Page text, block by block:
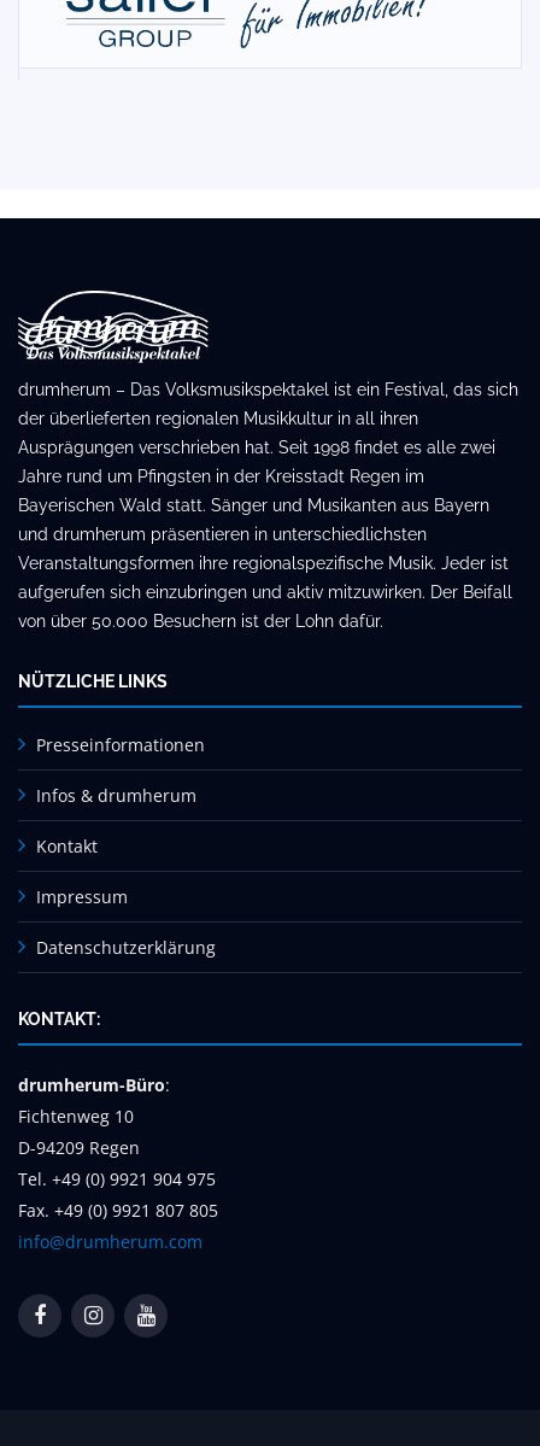
drumherum – Das Volksmusikspektakel ist ein Festival, das sich
der überlieferten regionalen Musikkultur in all ihren
Ausprägungen verschrieben hat. Seit 1998 findet es alle zwei
Jahre rund um Pfingsten in der Kreisstadt Regen im
Bayerischen Wald statt. Sänger und Musikanten aus Bayern
und drumherum präsentieren in unterschiedlichsten
Veranstaltungsformen ihre regionalspezifische Musik. Jeder ist
aufgerufen sich einzubringen und aktiv mitzuwirken. Der Beifall
von über 50.000 Besuchern ist der Lohn dafür.
NÜTZLICHE LINKS
Presseinformationen
Infos & drumherum
Kontakt
Impressum
Datenschutzerklärung
KONTAKT:
drumherum-Büro:
Fichtenweg 10
D-94209 Regen
Tel. +49 (0) 9921 904 975
Fax. +49 (0) 9921 807 805
info@drumherum.com